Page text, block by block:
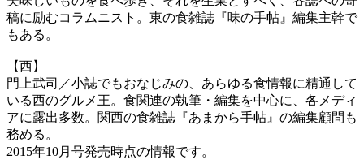
稿に励むコラムニスト。東の食雑誌『味の手帖』編集主幹で
もある。
【西】
門上武司／小誌でもおなじみの、あらゆる食情報に精通して
いる西のグルメ王。食関連の執筆・編集を中心に、各メディ
アに露出多数。関西の食雑誌『あまから手帖』の編集顧問も
務める。
2015年10月号発売時点の情報です。